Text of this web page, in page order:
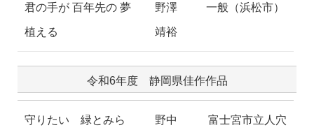
君の手が 百年先の 夢
植える
野澤
靖裕
一般（浜松市）
令和6年度 静岡県佳作作品
守りたい 緑とみら 野中 富士宮市立人穴